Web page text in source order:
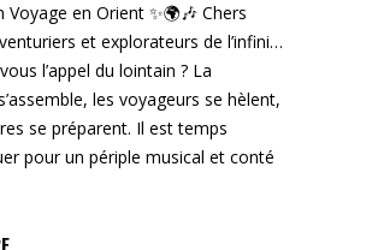
Voyage en Orient ✨🌍🎶 Chers
et explorateurs de l’infini…
l’appel du lointain ? La
les voyageurs se hèlent,
se préparent. Il est temps
pour un périple musical et conté